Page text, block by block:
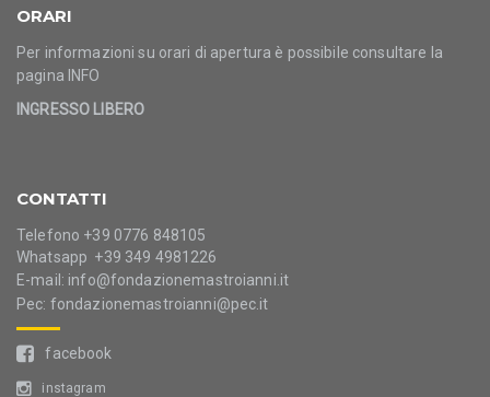
ORARI
Per informazioni su orari di apertura è possibile consultare la
pagina INFO
INGRESSO LIBERO
CONTATTI
Telefono +39 0776 848105
Whatsapp +39 349 4981226
E-mail: info@fondazionemastroianni.it
Pec: fondazionemastroianni@pec.it
facebook
instagram